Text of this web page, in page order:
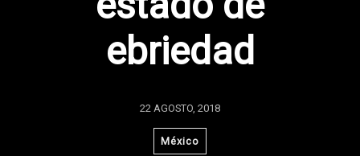
ebriedad
22 AGOSTO, 2018
México